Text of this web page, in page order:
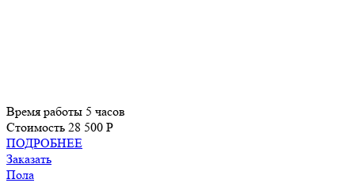
Время работы 5 часов
Стоимость 28 500 P
ПОДРОБНЕЕ
Заказать
Пола